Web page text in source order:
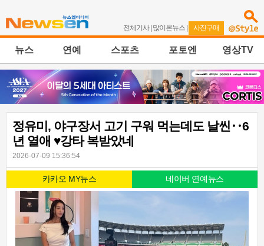
전체기사| 많이본뉴스 | 사진구매
뉴스 연예 스포츠 포토엔 영상TV
정유미, 야구장서 고기 구워 먹는데도 날씬‥6
년 열애 ♥강타 복받았네
2026-07-09 15:36:54
카카오 MY뉴스 네이버 연예뉴스